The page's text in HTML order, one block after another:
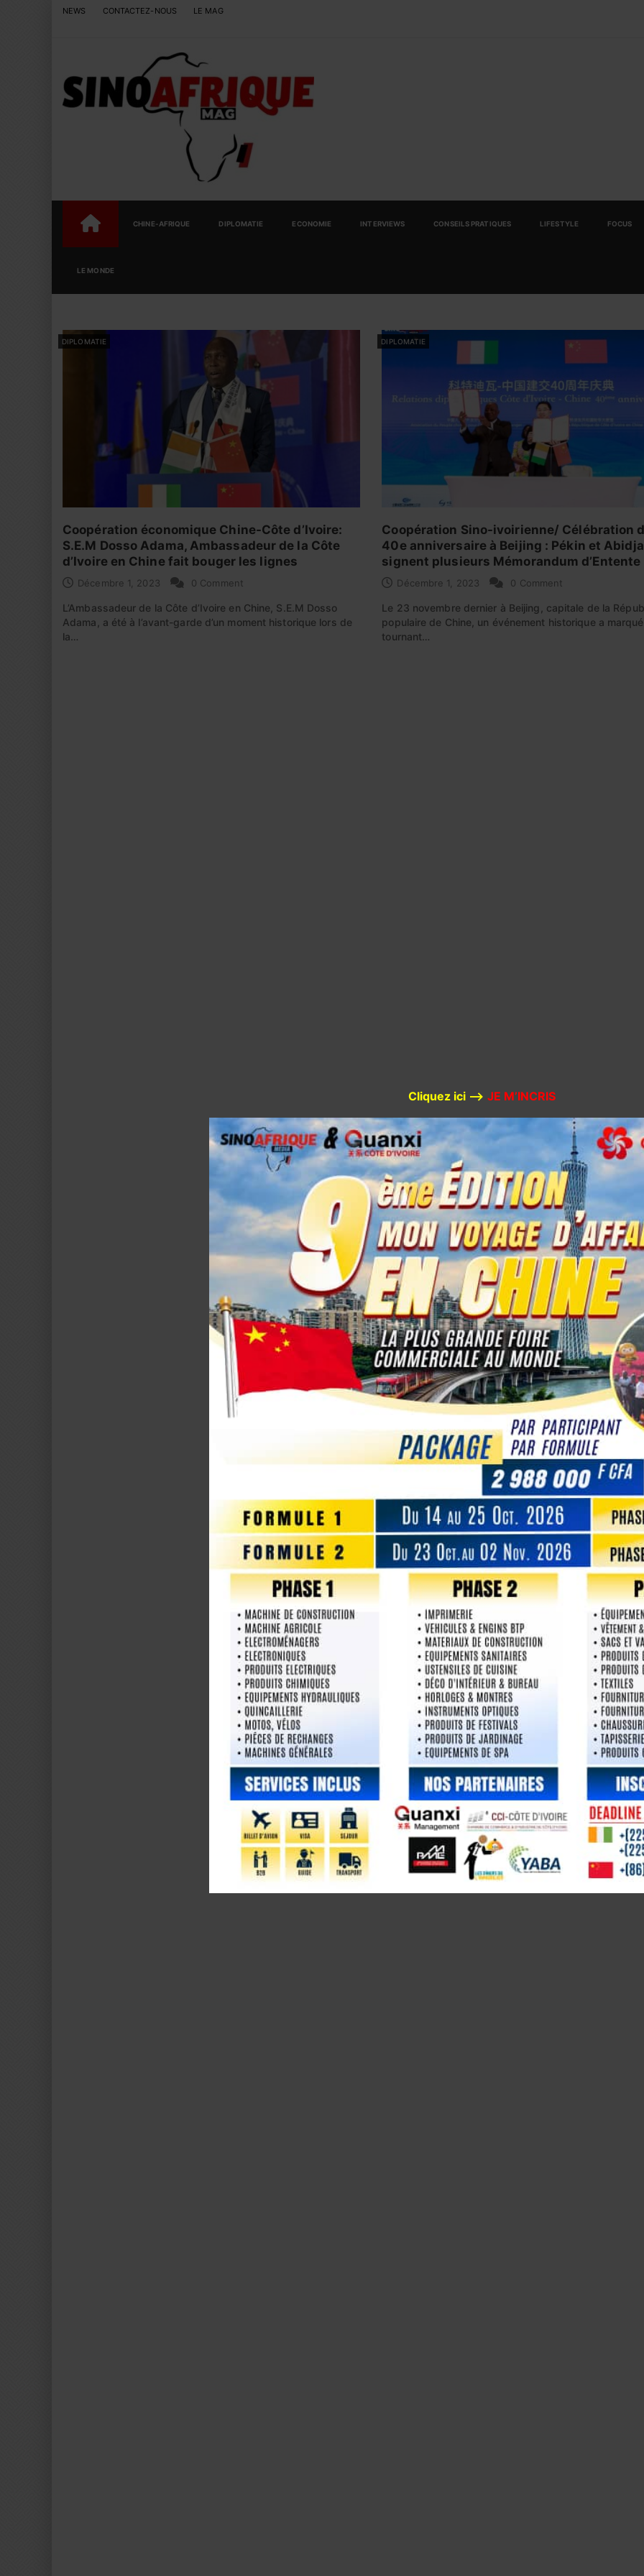
NEWS CONTACTEZ-NOUS LE MAG
CHINE-AFRIQUE DIPLOMATIE ECONOMIE INTERVIEWS CONSEILS PRATIQUES LIFESTYLE FOCUS
LE MONDE
DIPLOMATIE
Coopération économique Chine-Côte d’Ivoire:
S.E.M Dosso Adama, Ambassadeur de la Côte
d’Ivoire en Chine fait bouger les lignes
Décembre 1, 2023 0 Comment
L’Ambassadeur de la Côte d’Ivoire en Chine, S.E.M Dosso
Adama, a été à l’avant-garde d’un moment historique lors de
la…
DIPLOMATIE
Coopération Sino-ivoirienne/ Célébration
40e anniversaire à Beijing : Pékin et
signent plusieurs Mémorandum d’Entente
Décembre 1, 2023 0 Comment
Le 23 novembre dernier à Beijing, capitale de la
populaire de Chine, un événement historique a
tournant…
Cliquez ici –> JE M’INCRIS